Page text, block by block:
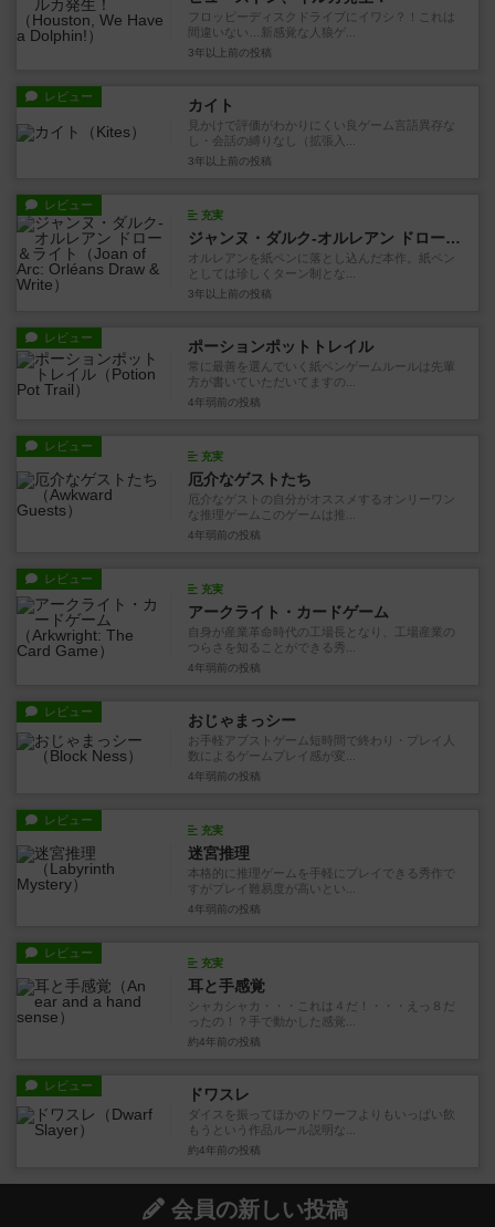
フロッピーディスクドライブにイワシ？！これは
間違いない…新感覚な人狼ゲ...
3年以上前 の投稿
レビュー カイト
見かけで評価がわかりにくい良ゲーム言語異存な
し・会話の縛りなし（拡張入...
3年以上前 の投稿
レビュー
充実
ジャンヌ・ダルク-オルレアン ドロー＆ライト
オルレアンを紙ペンに落とし込んだ本作。紙ペン
としては珍しくターン制とな...
3年以上前 の投稿
レビュー ポーションポットトレイル
常に最善を選んでいく紙ペンゲームルールは先輩
方が書いていただいてますの...
4年弱前 の投稿
レビュー
充実
厄介なゲストたち
厄介なゲストの自分がオススメするオンリーワン
な推理ゲームこのゲームは推...
4年弱前 の投稿
レビュー
充実
アークライト・カードゲーム
自身が産業革命時代の工場長となり、工場産業の
つらさを知ることができる秀...
4年弱前 の投稿
レビュー おじゃまっシー
お手軽アブストゲーム短時間で終わり・プレイ人
数によるゲームプレイ感が変...
4年弱前 の投稿
レビュー
充実
迷宮推理
本格的に推理ゲームを手軽にプレイできる秀作で
すがプレイ難易度が高いとい...
4年弱前 の投稿
レビュー
充実
耳と手感覚
シャカシャカ・・・これは４だ！・・・えっ８だ
ったの！？手で動かした感覚...
約4年前 の投稿
レビュー ドワスレ
ダイスを振ってほかのドワーフよりもいっぱい飲
もうという作品ルール説明な...
約4年前 の投稿
会員の新しい投稿